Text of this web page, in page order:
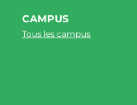
CAMPUS
Tous les campus